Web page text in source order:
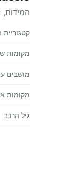
קטגוריית
מקומות
מושבים
מקומות
גיל הרכב